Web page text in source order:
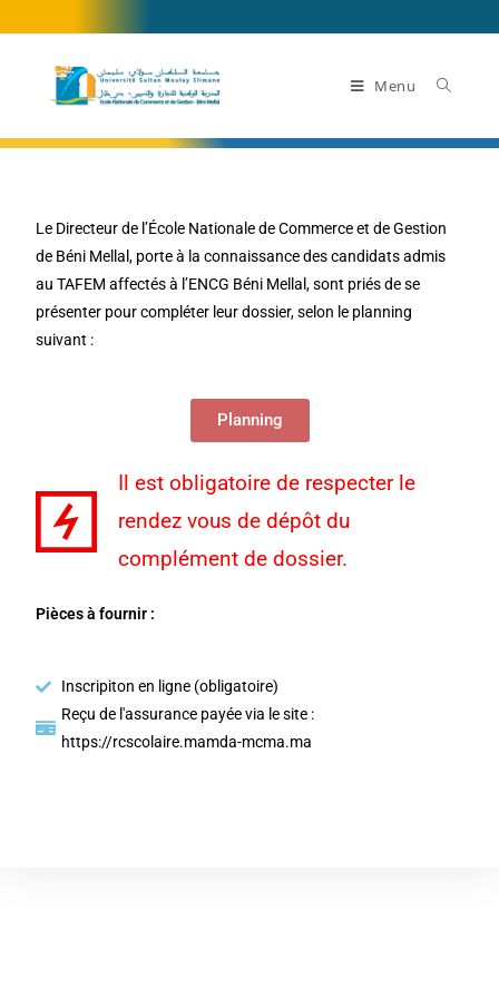
Menu
Le Directeur de l’École Nationale de Commerce et de Gestion
de Béni Mellal, porte à la connaissance des candidats admis
au TAFEM affectés à l’ENCG Béni Mellal, sont priés de se
présenter pour compléter leur dossier, selon le planning
suivant :
Planning
Il est obligatoire de respecter le
rendez vous de dépôt du
complément de dossier.
Pièces à fournir :
Inscripiton en ligne (obligatoire)
Reçu de l'assurance payée via le site :
https://rcscolaire.mamda-mcma.ma